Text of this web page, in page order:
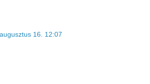
16. 12:07